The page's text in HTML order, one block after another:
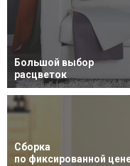
Большой выбор
расцветок
Сборка
по фиксированной